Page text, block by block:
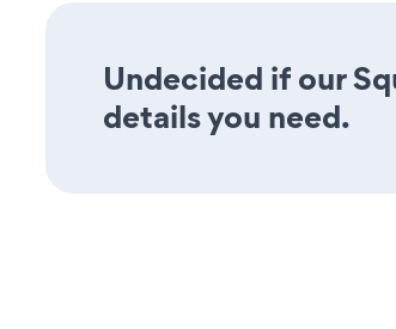
Undecided if our
details you need.